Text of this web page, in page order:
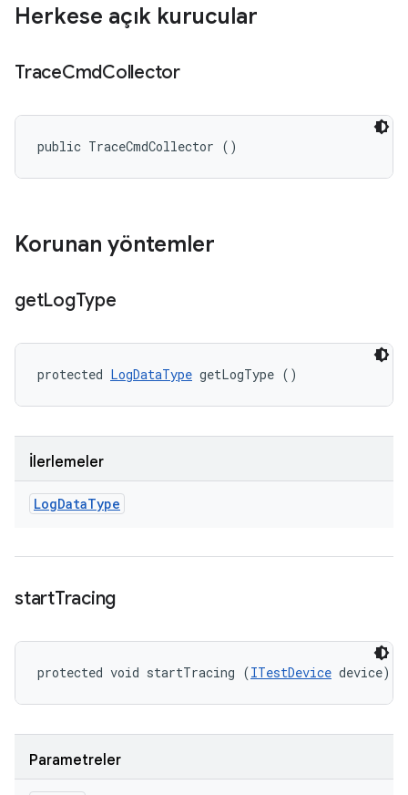
Herkese açık kurucular
TraceCmdCollector
public TraceCmdCollector ()
Korunan yöntemler
getLogType
protected LogDataType getLogType ()
İlerlemeler
LogDataType
startTracing
protected void startTracing (ITestDevice device)
Parametreler